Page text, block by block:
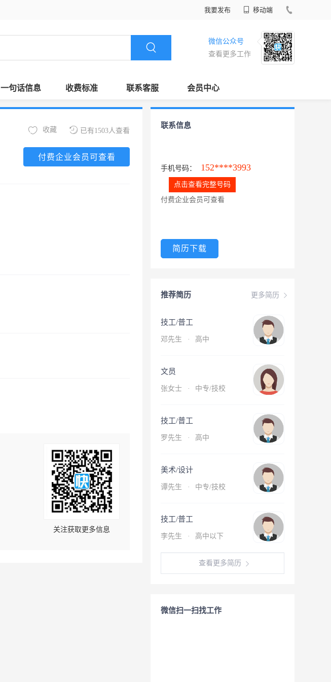
我要发布 移动端
微信公众号
查看更多工作
一句话信息 收费标准 联系客服 会员中心
已有1503人查看
收藏
付费企业会员可查看
关注获取更多信息
联系信息
手机号码： 152****3993
点击查看完整号码
付费企业会员可查看
简历下载
更多简历
推荐简历
技工/普工
邓先生 · 高中
文员
张女士 · 中专/技校
技工/普工
罗先生 · 高中
美术/设计
谭先生 · 中专/技校
技工/普工
李先生 · 高中以下
查看更多简历
微信扫一扫找工作